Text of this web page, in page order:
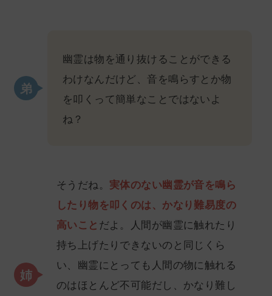
幽霊は物を通り抜けることができる
わけなんだけど、音を鳴らすとか物
を叩くって簡単なことではないよ
ね？
そうだね。 実体のない幽霊が音を鳴ら
したり物を叩くのは、かなり難易度の
高いこと だよ。人間が幽霊に触れたり
持ち上げたりできないのと同じくら
い、幽霊にとっても人間の物に触れる
のはほとんど不可能だし、かなり難し